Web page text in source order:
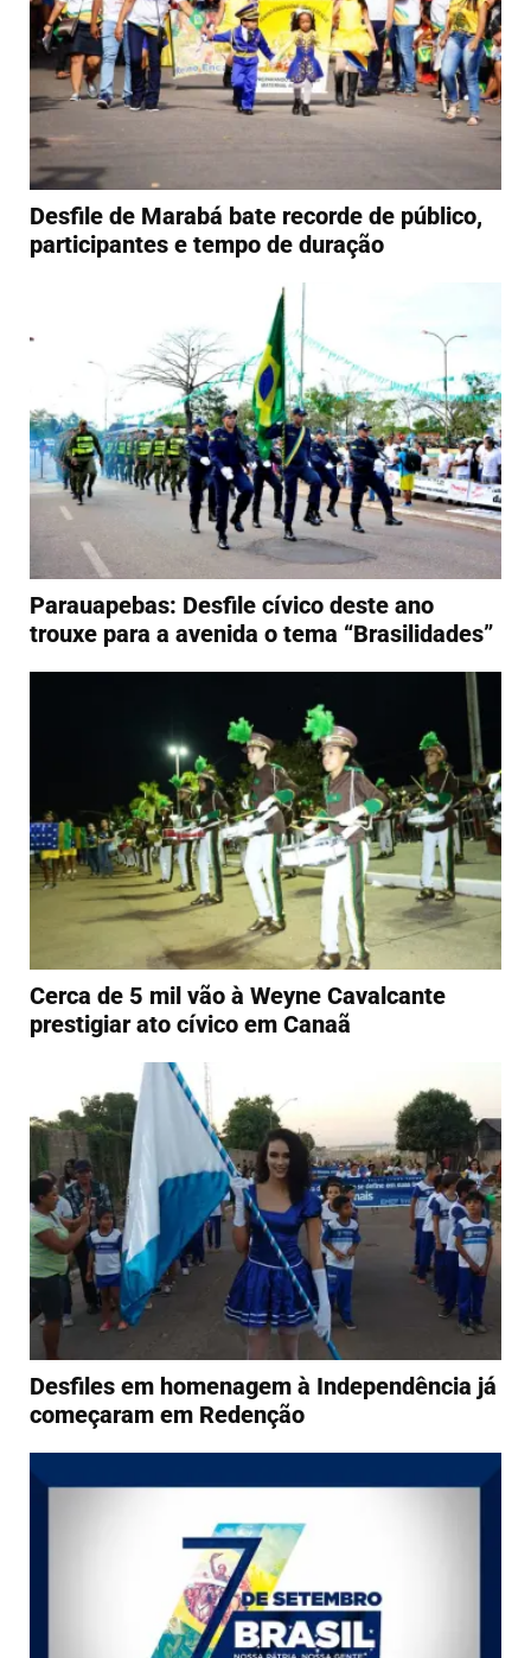
Desfile de Marabá bate recorde de público,
participantes e tempo de duração
Parauapebas: Desfile cívico deste ano
trouxe para a avenida o tema “Brasilidades”
Cerca de 5 mil vão à Weyne Cavalcante
prestigiar ato cívico em Canaã
Desfiles em homenagem à Independência já
começaram em Redenção